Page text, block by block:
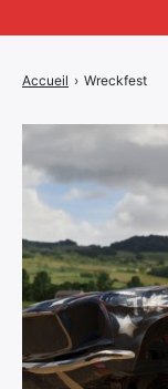
Accueil › Wreckfest